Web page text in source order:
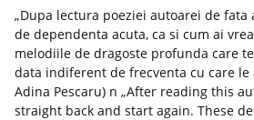
„Dupa lectura poeziei autoarei de
de dependenta acuta, ca si cum ai
melodiile de dragoste profunda care
data indiferent de frecventa cu care
Adina Pescaru) n „After reading this
straight back and start again. These